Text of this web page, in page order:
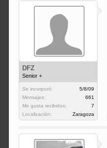
DFZ
Senior +
Se incorporó:
5/8/09
Mensajes:
661
Me gusta recibidos:
7
Localización:
Zaragoza